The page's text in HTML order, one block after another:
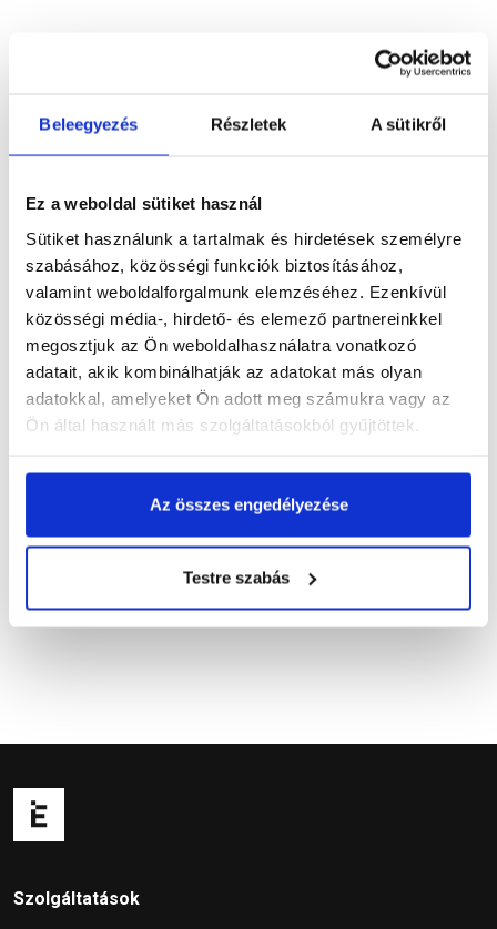
Beleegyezés Részletek A sütikről
Ez a weboldal sütiket használ
Sütiket használunk a tartalmak és hirdetések személyre
szabásához, közösségi funkciók biztosításához,
valamint weboldalforgalmunk elemzéséhez. Ezenkívül
közösségi média-, hirdető- és elemező partnereinkkel
megosztjuk az Ön weboldalhasználatra vonatkozó
adatait, akik kombinálhatják az adatokat más olyan
adatokkal, amelyeket Ön adott meg számukra vagy az
Ön által használt más szolgáltatásokból gyűjtöttek.
Az összes engedélyezése
Testre szabás
Termékinformáció
Vásárlói vélemények
Kapcsolódó cikkek
Szolgáltatások